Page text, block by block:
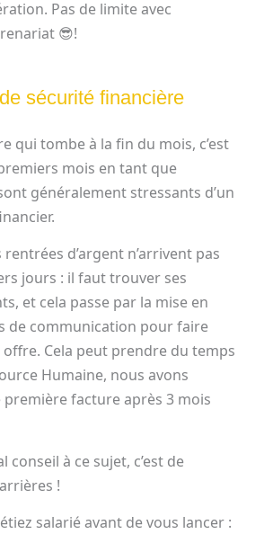
Pas de limite avec
😎!
sécurité financière
qui tombe à la fin du mois, c’est
mois en tant que
généralement stressants d’un
d’argent n’arrivent pas
jours : il faut trouver ses
et cela passe par la mise en
de communication pour faire
Cela peut prendre du temps
Humaine, nous avons
facture après 3 mois
conseil à ce sujet, c’est de
!
salarié avant de vous lancer :